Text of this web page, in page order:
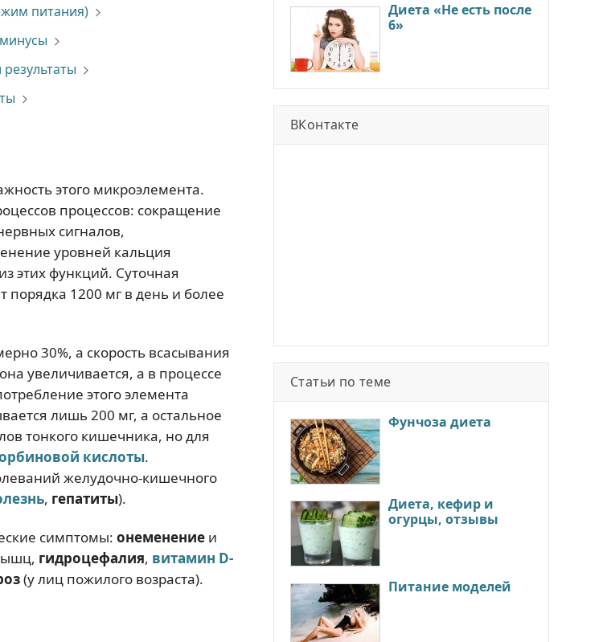
питания)
этого микроэлемента.
процессов: сокращение
сигналов,
уровней кальция
этих функций. Суточная
порядка 1200 мг в день и более
30%, а скорость всасывания
она увеличивается, а в процессе
этого элемента
лишь 200 мг, а остальное
тонкого кишечника, но для
кислоты.
желудочно-кишечного
, гепатиты).
симптомы: онеменение и
гидроцефалия, витамин D-
(у лиц пожилого возраста).
Диета «Не есть после
6»
ВКонтакте
Статьи по теме
Фунчоза диета
Диета, кефир и
огурцы, отзывы
Питание моделей